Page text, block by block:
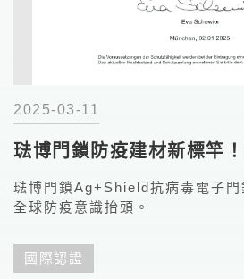
2025-03-11
琺博門鎖防疫建材新標竿
利」
琺博門鎖Ag+Shield抗病毒電子門
全球防疫意識抬頭。
國際認證